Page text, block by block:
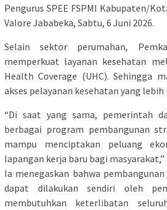
Pengurus SPEE FSPMI Kabupaten/
Valore Jababeka, Sabtu, 6 Juni 2026.
Selain sektor perumahan,
memperkuat layanan kesehatan
Health Coverage (UHC). Sehingga
akses pelayanan kesehatan yang
“Di saat yang sama, pemerintah
berbagai program pembangunan
mampu menciptakan peluang
lapangan kerja baru bagi masyarakat,”
Ia menegaskan bahwa
dapat dilakukan sendiri oleh
membutuhkan keterlibatan